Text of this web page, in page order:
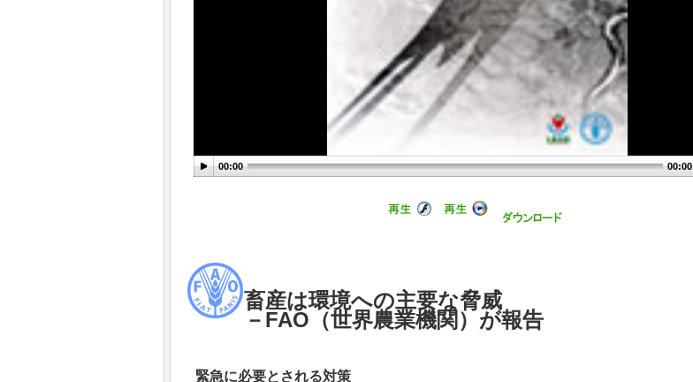
00:00 00:00
畜産は環境への主要な脅威
－FAO（世界農業機関）が報告
緊急に必要とされる対策